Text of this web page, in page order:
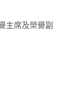
主席及榮譽副